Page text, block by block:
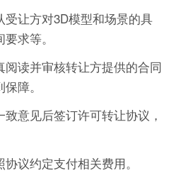
让方对3D模型和场景的具
求等。
读并审核转让方提供的合同
障。
意见后签订许可转让协议，
议约定支付相关费用。